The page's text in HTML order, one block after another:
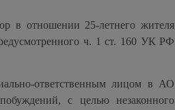
в отношении 25-летнего жителя
ч. 1 ст. 160 УК РФ
ответственным лицом в АО
с целью незаконного